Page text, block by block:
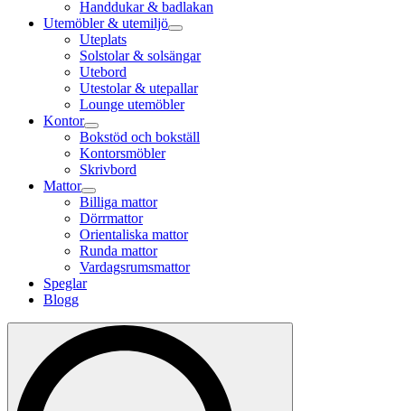
Handdukar & badlakan
Utemöbler & utemiljö
Uteplats
Solstolar & solsängar
Utebord
Utestolar & utepallar
Lounge utemöbler
Kontor
Bokstöd och bokställ
Kontorsmöbler
Skrivbord
Mattor
Billiga mattor
Dörrmattor
Orientaliska mattor
Runda mattor
Vardagsrumsmattor
Speglar
Blogg